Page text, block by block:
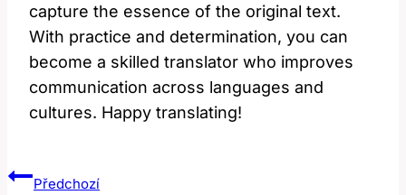
capture the essence of the original text.
With practice and determination, you can
become a skilled translator who improves
communication across languages and
cultures. Happy translating!
Navigace
Předchozí